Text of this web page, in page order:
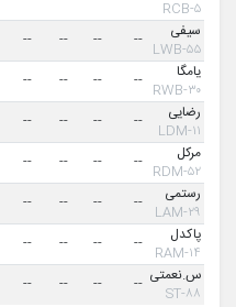
۵-RCB
سیفی
۵۵-LWB
--
--
--
--
یامگا
۳۰-RWB
--
--
--
--
رضایی
۱۱-LDM
--
--
--
--
مرکل
۵۲-RDM
--
--
--
--
رستمی
۲۹-LAM
--
--
--
--
پاکدل
۱۴-RAM
--
--
--
--
س.نعمتی
۸۸-ST
--
--
--
--